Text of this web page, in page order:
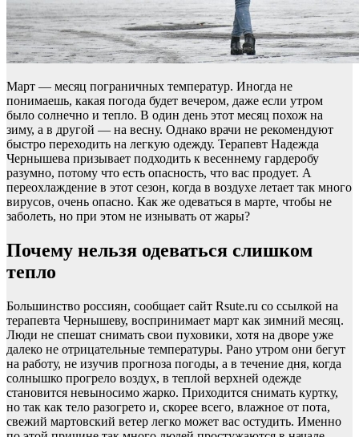
Март — месяц пограничных температур. Иногда не
понимаешь, какая погода будет вечером, даже если утром
было солнечно и тепло. В один день этот месяц похож на
зиму, а в другой — на весну. Однако врачи не рекомендуют
быстро переходить на легкую одежду. Терапевт Надежда
Чернышева призывает подходить к весеннему гардеробу
разумно, потому что есть опасность, что вас продует. А
переохлаждение в этот сезон, когда в воздухе летает так много
вирусов, очень опасно. Как же одеваться в марте, чтобы не
заболеть, но при этом не изнывать от жары?
Почему нельзя одеваться слишком
тепло
Большинство россиян, сообщает сайт Rsute.ru со ссылкой на
терапевта Чернышеву, воспринимает март как зимний месяц.
Люди не спешат снимать свои пуховики, хотя на дворе уже
далеко не отрицательные температуры. Рано утром они бегут
на работу, не изучив прогноза погоды, а в течение дня, когда
солнышко прогрело воздух, в теплой верхней одежде
становится невыносимо жарко. Приходится снимать куртку,
но так как тело разогрето и, скорее всего, влажное от пота,
свежий мартовский ветер легко может вас остудить. Именно